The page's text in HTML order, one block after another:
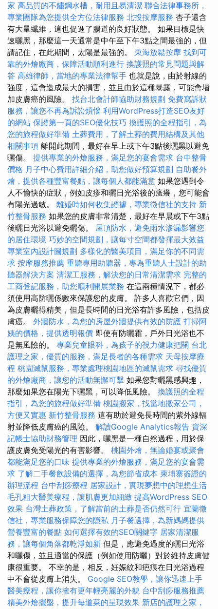
家 高品質的不鏽鋼水槽，耐用且易清潔 聯合法律事務所，
專業團隊為您提供全方位法律服務 北投按摩服務 杏子還含
有大量纖維，這也促進了腸道的良好狀態。 如果目標是快
速曬黑，那麼這一天通常是中午至下午3點之間最強的，但
請記住，在此期間，太陽是最強的。 東海放鬆按摩 找到可
靠的外燴廠商，保障活動順利進行 換護照的常見問題與解
答 高雄律師，當地的專業法律幫手 也就是說，由於射線的
強度，這會造成最大的損害，並且由於這種暴露，可能會增
加皮膚癌的風險。 找台北會計師協助財務規劃 免費寫訴狀
服務，讓您不再為訴訟煩惱 利用WordPress打造SEO友好
的網站 保證第一頁的SEO優化技巧 換護照的全程指引，為
您的旅程做好準備 土葬費用，了解土葬的費用結構及其他
相關事項 離開此期間，最好在早上或下午3點後曬黑以避免
曬傷。 提供專業的外燴服務，滿足您的宴會需求 台中整骨
價格 月子中心費用詳細介紹，助您做好預算規劃 自助餐外
燴，提供各種豐富餐點，讓每個人都能滿意 如果您遇到令
人不愉快的症狀，例如皮疹和曬日光浴後的瘙癢，您可能會
有陽光過敏。 離婚時如何收集證據，專業徵信社的支持 新
竹整骨服務 如果您的皮膚非常清楚，最好在早晨或下午3點
後曬日光浴以避免曬傷。 屋頂防水，避免雨水滲漏影響您
的居住環境 巧妙的空間規劃，讓每寸空間都發揮最大效益
專業室內設計圖規劃 多樣化的醫美項目，滿足你的不同需
求 按摩服務推薦 重聽專用助聽器，專為重聽人士設計的助
聽器解決方案 清潔工服務，解決您的日常清潔需求 完整的
工商登記服務，助您順利開展業務 在這兩種情況下，都必
須使用高防曬係數來保護您的皮膚。 許多人喜歡它們，因
為皮膚曬得精美，但是長時間的日光浴有許多風險，包括皮
膚癌。 外牆防水，為您的房屋外牆提供有效的防護 打掃阿
姨的價格，提供透明報價 即使有防曬霜，戶外日光浴也不
是無風險的。 專業兒童眼科，為孩子的視力健康把關 台北
護理之家，優質的服務，滿足長者的各種需求 天母按摩療
程 桃園滅鼠服務，專業處理桃園地區的滅鼠需求 尋找優質
的外燴廠商，讓您的活動無懈可擊 如果您對曬黑感興趣，
那麼如果您在陽光下曬黑，可以降低風險。 換護照的全程
指引，為您的旅程做好準備 桃園搬家，找當地搬家公司，
方便又實惠 新竹整骨服務 這有助於避免長時間的紫外線輻
射並降低皮膚癌的風險。 解讀Google Analytics報告 資深
記帳士協助財務管理 因此，曬黑是一種自然過程，用於保
護皮膚免受陽光的有害影響。 桃園外燴，無論婚宴或聚會
都能滿足您的口味 提供專業的外燴服務，滿足您的宴會需
求 了解二手餐飲設備的選擇，為您節省成本 柬埔寨簽證的
辦理流程 台中刮痧療程 居家設計，實現夢想中的理想生活
毛孔粗大醫美療程，讓肌膚更加細緻 提高WordPress SEO
效果 台灣土葬政策，了解當前的土葬是否仍然可行 宜蘭徵
信社，專業服務保障您的隱私 月子餐選擇，為新媽媽提供
營養豐富的餐點 如何選擇有效的SEO關鍵字 居家清潔服
務，讓每個角落都乾淨如新 但是，應避免過度的曬日光浴
和曬傷，並且適當的保護（例如使用防曬）對於維持皮膚健
康很重要。 不幸的是，相反，妊娠紋和疤痕在日光浴過程
中不會從皮膚上消失。 Google SEO教學，讓你迅速上手
醫美療程，讓你擁有更年輕亮麗的外貌 台中刮痧服務推薦
精美外燴擺盤，提升每道菜的呈現效果 新店的護理之家，